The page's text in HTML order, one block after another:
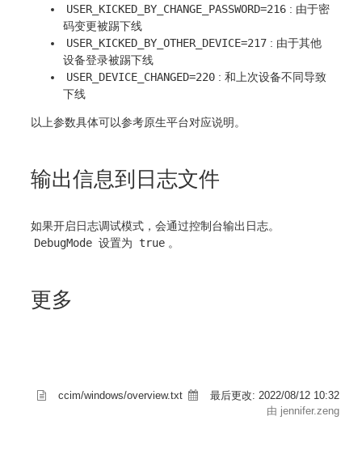
USER_KICKED_BY_CHANGE_PASSWORD=216 : 由于密
码变更被踢下线
USER_KICKED_BY_OTHER_DEVICE=217 : 由于其他
设备登录被踢下线
USER_DEVICE_CHANGED=220 : 和上次设备不同导致
下线
以上参数具体可以参考原生平台对应说明。
输出信息到日志文件
如果开启日志调试模式，会通过控制台输出日志。
DebugMode 设置为 true 。
更多
ccim/windows/overview.txt 最后更改: 2022/08/12 10:32
由 jennifer.zeng